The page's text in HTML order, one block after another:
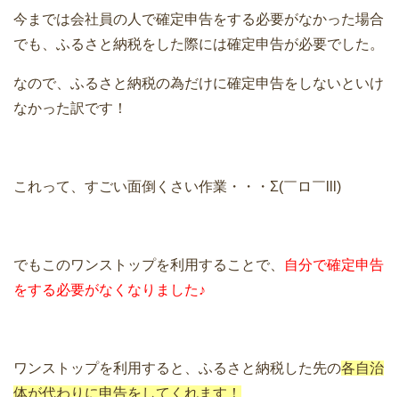
今までは会社員の人で確定申告をする必要がなかった場合
でも、ふるさと納税をした際には確定申告が必要でした。
なので、ふるさと納税の為だけに確定申告をしないといけ
なかった訳です！
これって、すごい面倒くさい作業・・・Σ(￣ロ￣lll)
でもこのワンストップを利用することで、
自分で確定申告
をする必要がなくなりました♪
ワンストップを利用すると、ふるさと納税した先の各自治
体が代わりに申告をしてくれます！